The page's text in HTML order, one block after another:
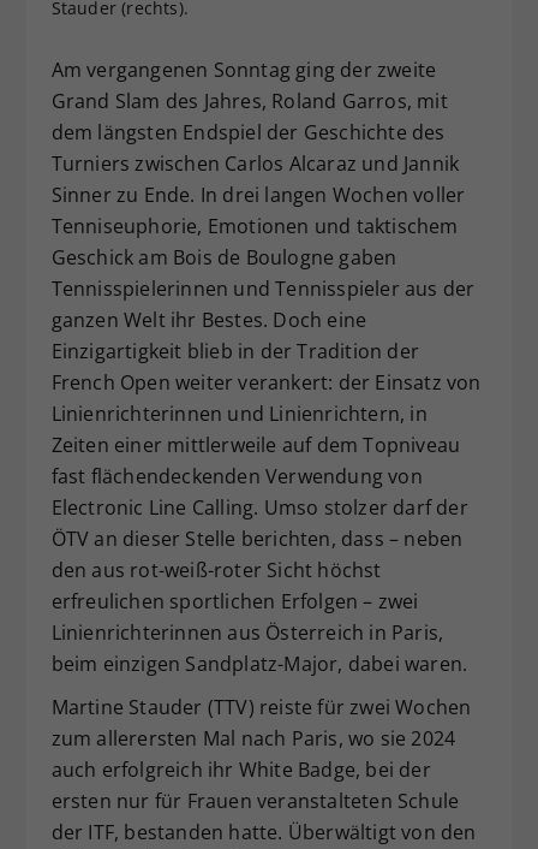
Stauder (rechts).
Am vergangenen Sonntag ging der zweite
Grand Slam des Jahres, Roland Garros, mit
dem längsten Endspiel der Geschichte des
Turniers zwischen Carlos Alcaraz und Jannik
Sinner zu Ende. In drei langen Wochen voller
Tenniseuphorie, Emotionen und taktischem
Geschick am Bois de Boulogne gaben
Tennisspielerinnen und Tennisspieler aus der
ganzen Welt ihr Bestes. Doch eine
Einzigartigkeit blieb in der Tradition der
French Open weiter verankert: der Einsatz von
Linienrichterinnen und Linienrichtern, in
Zeiten einer mittlerweile auf dem Topniveau
fast flächendeckenden Verwendung von
Electronic Line Calling. Umso stolzer darf der
ÖTV an dieser Stelle berichten, dass – neben
den aus rot-weiß-roter Sicht höchst
erfreulichen sportlichen Erfolgen – zwei
Linienrichterinnen aus Österreich in Paris,
beim einzigen Sandplatz-Major, dabei waren.
Martine Stauder (TTV) reiste für zwei Wochen
zum allerersten Mal nach Paris, wo sie 2024
auch erfolgreich ihr White Badge, bei der
ersten nur für Frauen veranstalteten Schule
der ITF, bestanden hatte. Überwältigt von den
Zweck
zufällig generierte ID, für die
historische Speicherung Ihrer
vorgenommen Einstellungen, falls der
Webseiten-Betreiber dies eingestellt
hat.